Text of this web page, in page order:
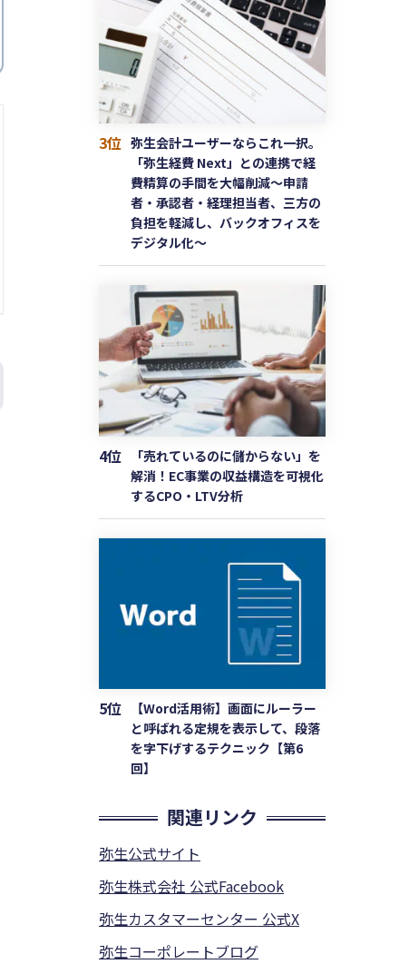
3位 弥生会計ユーザーならこれ一択。
「弥生経費 Next」との連携で経
費精算の手間を大幅削減〜申請
者・承認者・経理担当者、三方の
負担を軽減し、バックオフィスを
デジタル化〜
4位
「売れているのに儲からない」を
解消！EC事業の収益構造を可視化
するCPO・LTV分析
5位
【Word活用術】画面にルーラー
と呼ばれる定規を表示して、段落
を字下げするテクニック【第6
回】
関連リンク
弥生公式サイト
弥生株式会社 公式Facebook
弥生カスタマーセンター 公式X
弥生コーポレートブログ